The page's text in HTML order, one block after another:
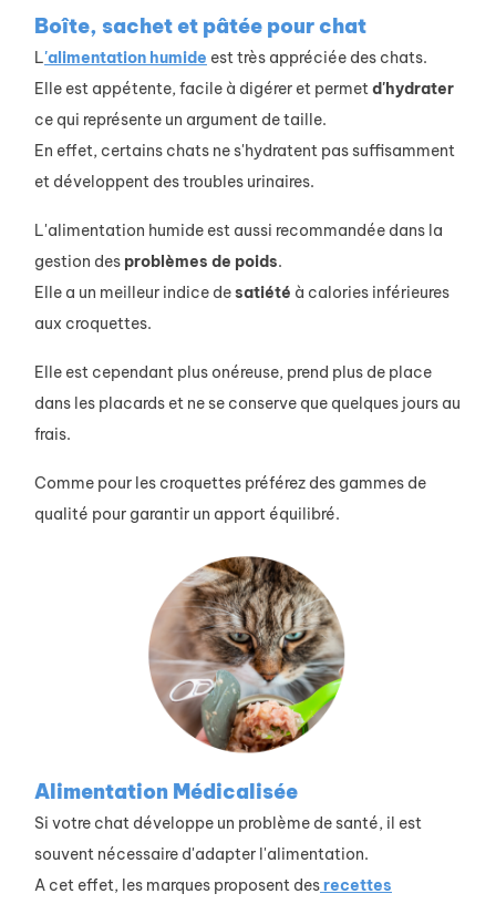
Boîte, sachet et pâtée pour chat
L'alimentation humide est très appréciée des chats.
Elle est appétente, facile à digérer et permetd'hydrater
ce qui représente un argument de taille.
En effet, certains chats ne s'hydratent pas suffisamment
et développent des troubles urinaires.
L'alimentation humide est aussi recommandée dans la
gestion des problèmes de poids.
Elle a un meilleur indice desatiété à calories inférieures
aux croquettes.
Elle est cependant plus onéreuse, prend plus de place
dans les placards et ne se conserve que quelques jours au
frais.
Comme pour les croquettes préférez des gammes de
qualité pour garantir un apport équilibré.
Alimentation Médicalisée
Si votre chat développe un problème de santé, il est
souvent nécessaire d'adapter l'alimentation.
A cet effet, les marques proposent desrecettes